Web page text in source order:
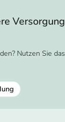
Versorgung
Nutzen Sie das